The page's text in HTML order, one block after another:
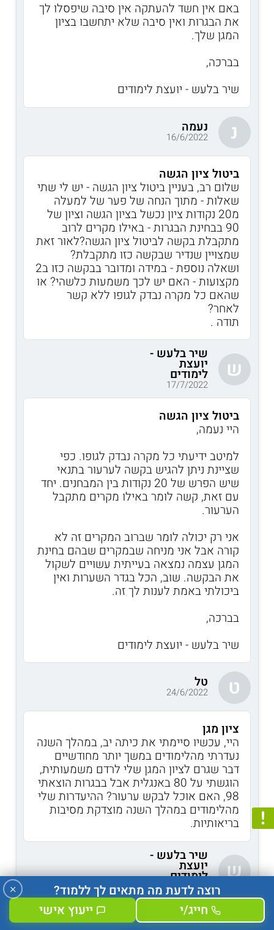
באם אין חשד להעתקה אין סיבה שיפסלו לך
את הבגרות ואין סיבה שלא יתחשבו בציון
המגן שלך.
בברכה,
שיר בלעש - יועצת לימודים
נ נעמה
16/6/2022
ביטול ציון הגשה
שלום רב, בעניין ביטול ציון הגשה - יש לי שתי
שאלות - מתוך הנחה של פער של למעלה
מ20 נקודות ציון נכשל בציון הגשה וציון של
90 בבחינת הבגרות - באילו מקרים לרוב
מתקבלת בקשה לביטול ציון הגשה?לאור זאת
שמצויין שנדיר שבקשה כזו מתקבלת?
ושאלה נוספת - במידה ומדובר בבקשה כזו ב2
מקצועות - האם יש לכך משמעות כלשהי? או
שהאם כל מקרה נבדק לגופו ללא קשר
לאחר?
תודה .
ש
שיר בלעש -
יועצת
לימודים
17/7/2022
ביטול ציון הגשה
היי נעמה,
למיטב ידיעתי כל מקרה נבדק לגופו. כפי
שציינת ניתן להגיש בקשה לערעור בתנאי
שיש הפרש של 20 נקודות בין המבחנים. יחד
עם זאת, קשה לומר באילו מקרים מתקבל
הערעור.
אני רק יכולה לומר שברוב המקרים זה לא
קורה אבל אני מניחה שבמקרים שבהם בחינת
המגן עצמה נמצאה בעייתית עשויים לשקול
את הבקשה. שוב, הכל בגדר השערות ואין
ביכולתי באמת לענות לך זה.
בברכה,
שיר בלעש - יועצת לימודים
ט טל
24/6/2022
ציון מגן
היי, עכשיו סיימתי את כיתה יב, במהלך השנה
נעדרתי מהלימודים במשך יותר מחודשיים
דבר שגרם לציון המגן שלי לרדם משמעותית,
הוגשתי על 80 באנגלית אבל בבגרות הוצאתי
98, האם אוכל לבקש ערעור? ההיעדרות שלי
מהלימודים במהלך השנה מוצדקת מסיבות
בריאותיות.
ש
שיר בלעש -
יועצת
לימודים
26/6/2022
ציון מגן
רוצה לדעת מה מתאים לך ללמוד?
חייג/י
ייעוץ אישי
×